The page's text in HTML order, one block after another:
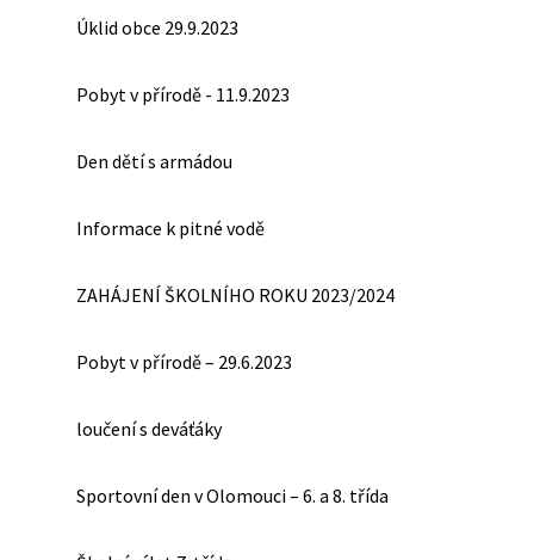
Úklid obce 29.9.2023
Pobyt v přírodě - 11.9.2023
Den dětí s armádou
Informace k pitné vodě
ZAHÁJENÍ ŠKOLNÍHO ROKU 2023/2024
Pobyt v přírodě – 29.6.2023
loučení s deváťáky
Sportovní den v Olomouci – 6. a 8. třída